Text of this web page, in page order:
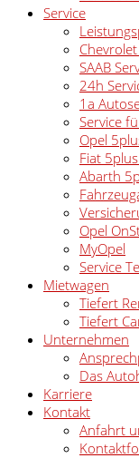
Service
SAAB
24h
1a
Service
Opel
Fiat
Abarth
Opel
MyOpel
Service
Mietwagen
Tiefert
Tiefert
Unternehmen
Das
Karriere
Kontakt
Anfahrt